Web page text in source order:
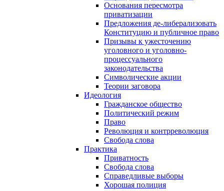
Основания пересмотра
приватизации
Предложения де-либерализовать
Конституцию и публичное право
Призывы к ужесточению
уголовного и уголовно-
процессуального
законодательства
Символические акции
Теории заговора
Идеология
Гражданское общество
Политический режим
Право
Революция и контрреволюция
Свобода слова
Практика
Приватность
Свобода слова
Справедливые выборы
Хорошая полиция